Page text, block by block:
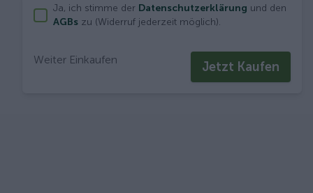
Ja, ich stimme der Datenschutzerklärung und den
AGBs zu (Widerruf jederzeit möglich).
Weiter Einkaufen Jetzt Kaufen